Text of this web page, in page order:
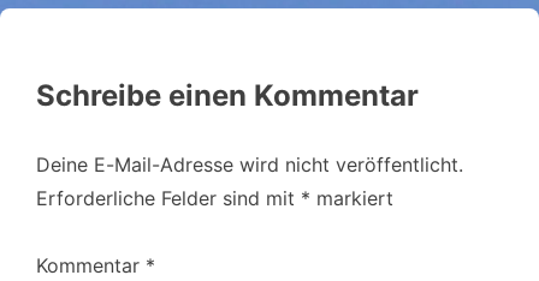
Schreibe einen Kommentar
Deine E-Mail-Adresse wird nicht veröffentlicht.
Erforderliche Felder sind mit * markiert
Kommentar *